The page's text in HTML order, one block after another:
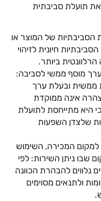
תועלת סביבתית
הסביבתיות של המוצר או
חיונית לזיהוי
ביותר.
מוסף ממשי לסביבה:
ממשית ובעלת ערך
אינה ממוקדת
היא מתייחסת לתועלת
שלצדן השפעות
למקום המכירה, השימוש
שבו ניתן השירות: לפי
נלווים להבהרת הכוונה
ולתנאים מסוימים